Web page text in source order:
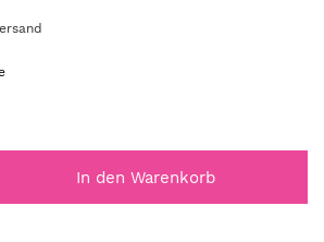
In den Warenkorb